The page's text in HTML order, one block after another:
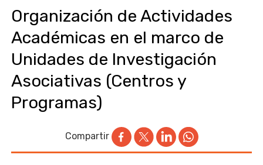
Organización de Actividades
Académicas en el marco de
Unidades de Investigación
Asociativas (Centros y
Programas)
Compartir